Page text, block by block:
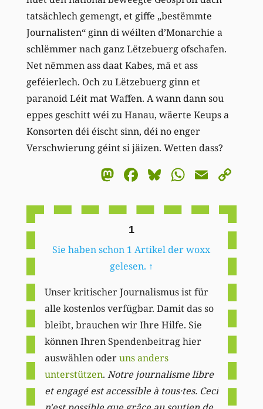
tatsächlech gemengt, et giffe „bestëmmte
Journalisten“ ginn di wéilten d’Monarchie a
schlëmmer nach ganz Lëtzebuerg ofschafen.
Net nëmmen ass daat Kabes, mä et ass
geféierlech. Och zu Lëtzebuerg ginn et
paranoid Léit mat Waffen. A wann dann sou
eppes geschitt wéi zu Hanau, wäerte Keups a
Konsorten déi éischt sinn, déi no enger
Verschwierung géint si jäizen. Wetten dass?
Mastodon
Facebook
BlueskyEmail
1
Sie haben schon 1 Artikel der woxx
gelesen. ↑
Unser kritischer Journalismus ist für
alle kostenlos verfügbar. Damit das so
bleibt, brauchen wir Ihre Hilfe. Sie
können Ihren Spendenbeitrag hier
auswählen oderuns anders
unterstützen. Notre journalisme libre
et engagé est accessible à tous·tes. Ceci